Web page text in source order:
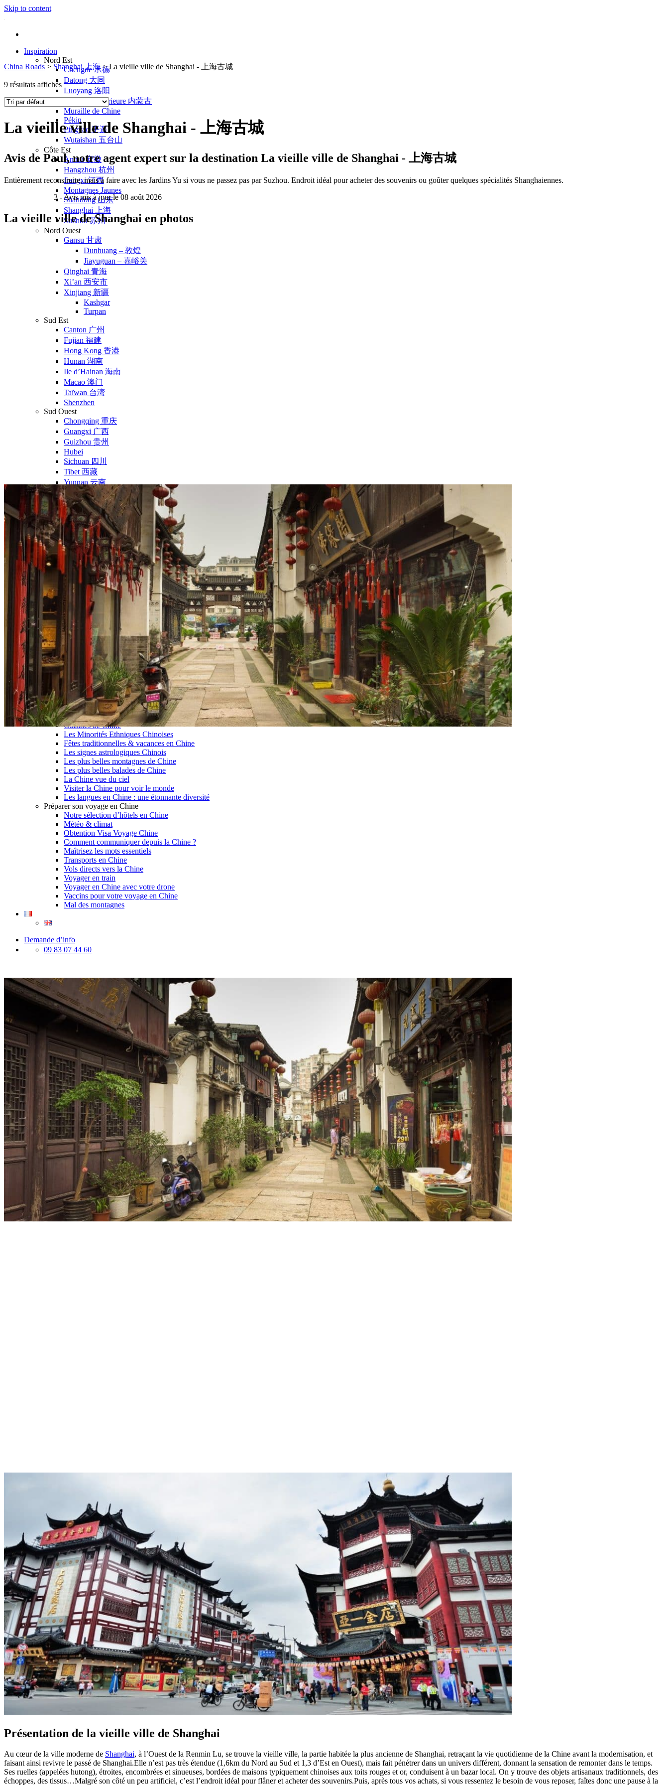
Skip to content
Inspiration
Nord Est
Chengde 承德
Datong 大同
Luoyang 洛阳
Mongolie Intérieure 内蒙古
Muraille de Chine
Pékin
Pingyao 平遥
Wutaishan 五台山
Côte Est
Anhui 安徽
Hangzhou 杭州
Jiangxi 江西
Montagnes Jaunes
Shandong 山东
Shanghai 上海
Suzhou 苏州
Nord Ouest
Gansu 甘肃
Dunhuang – 敦煌
Jiayuguan – 嘉峪关
Qinghai 青海
Xi’an 西安市
Xinjiang 新疆
Kashgar
Turpan
Sud Est
Canton 广州
Fujian 福建
Hong Kong 香港
Hunan 湖南
Ile d’Hainan 海南
Macao 澳门
Taïwan 台湾
Shenzhen
Sud Ouest
Chongqing 重庆
Guangxi 广西
Guizhou 贵州
Hubei
Sichuan 四川
Tibet 西藏
Yunnan 云南
Circuits
Organisation
Circuits sur mesure
Nos Petits Groupes
Ambiance
Classique et incontournables
Culture & expériences
Nature et grands paysages
Famille et enfants
Trekking et aventure
Luxe et exception
Où et quand partir ?
Printemps
Automne
Hiver
Infos pratiques
Notre agence
Notre agence en Chine
Réseau Asian Roads
Garanties et engagements Asian Roads
Avis de nos voyageurs
Voyages d’affaires en Chine
Voyage scolaire et culturel en Chine
La Chine & ses secrets
Présentation de la Chine
Cuisines de Chine
Les Minorités Ethniques Chinoises
Fêtes traditionnelles & vacances en Chine
Les signes astrologiques Chinois
Les plus belles montagnes de Chine
Les plus belles balades de Chine
La Chine vue du ciel
Visiter la Chine pour voir le monde
Les langues en Chine : une étonnante diversité
Préparer son voyage en Chine
Notre sélection d’hôtels en Chine
Météo & climat
Obtention Visa Voyage Chine
Comment communiquer depuis la Chine ?
Maîtrisez les mots essentiels
Transports en Chine
Vols directs vers la Chine
Voyager en train
Voyager en Chine avec votre drone
Vaccins pour votre voyage en Chine
Mal des montagnes
Demande d’info
09 83 07 44 60
China Roads > Shanghai 上海 > La vieille ville de Shanghai - 上海古城
9 résultats affichés
La vieille ville de Shanghai - 上海古城
Avis de Paul, notre agent expert sur la destination La vieille ville de Shanghai - 上海古城
Entièrement reconstruite, mais à faire avec les Jardins Yu si vous ne passez pas par Suzhou. Endroit idéal pour acheter des souvenirs ou goûter quelques spécialités Shanghaiennes.
3- Avis mis à jour le 08 août 2026
La vieille ville de Shanghai en photos
Présentation de la vieille ville de Shanghai
Au cœur de la ville moderne de Shanghai, à l’Ouest de la Renmin Lu, se trouve la vieille ville, la partie habitée la plus ancienne de Shanghai, retraçant la vie quotidienne de la Chine avant la modernisation, et
faisant ainsi revivre le passé de Shanghai.Elle n’est pas très étendue (1,6km du Nord au Sud et 1,3 d’Est en Ouest), mais fait pénétrer dans un univers différent, donnant la sensation de remonter dans le temps.
Ses ruelles (appelées hutong), étroites, encombrées et sinueuses, bordées de maisons typiquement chinoises aux toits rouges et or, conduisent à un bazar local. On y trouve des objets artisanaux traditionnels, des
échoppes, des tissus…Malgré son côté un peu artificiel, c’est l’endroit idéal pour flâner et acheter des souvenirs.Puis, après tous vos achats, si vous ressentez le besoin de vous reposer, faîtes donc une pause à la